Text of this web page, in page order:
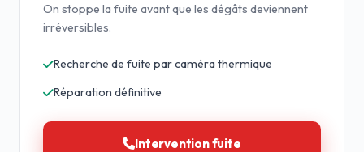
On stoppe la fuite avant que les dégâts deviennent
irréversibles.
Recherche de fuite par caméra thermique
Réparation définitive
Intervention fuite